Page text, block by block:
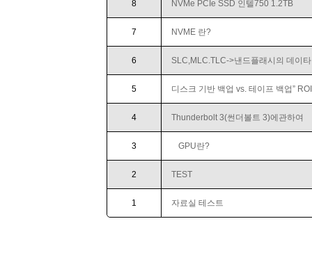
8 NVMe PCIe SSD 인텔750 1.2TB
7 NVME 란?
6 SLC,MLC.TLC->낸드플래시의 데이
5 디스크 기반 백업 vs. 테이프 백업”
4 Thunderbolt 3(썬더볼트 3)에관하여
3 GPU란?
2 TEST
1 자료실 테스트